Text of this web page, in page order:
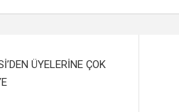
ÜYELERİNE ÇOK